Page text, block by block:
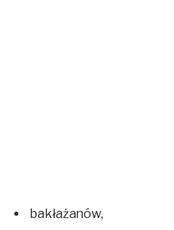
bakłażanów,